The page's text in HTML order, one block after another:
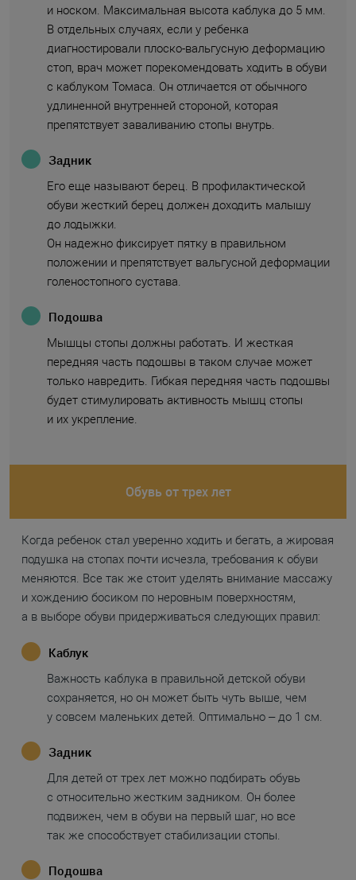
и носком. Максимальная высота каблука до 5 мм.
В отдельных случаях, если у ребенка
диагностировали плоско-вальгусную деформацию
стоп, врач может порекомендовать ходить в обуви
с каблуком Томаса. Он отличается от обычного
удлиненной внутренней стороной, которая
препятствует заваливанию стопы внутрь.
Задник
Его еще называют берец. В профилактической
обуви жесткий берец должен доходить малышу
до лодыжки.
Он надежно фиксирует пятку в правильном
положении и препятствует вальгусной деформации
голеностопного сустава.
Подошва
Мышцы стопы должны работать. И жесткая
передняя часть подошвы в таком случае может
только навредить. Гибкая передняя часть подошвы
будет стимулировать активность мышц стопы
и их укрепление.
Обувь от трех лет
Когда ребенок стал уверенно ходить и бегать, а жировая
подушка на стопах почти исчезла, требования к обуви
меняются. Все так же стоит уделять внимание массажу
и хождению босиком по неровным поверхностям,
а в выборе обуви придерживаться следующих правил:
Каблук
Важность каблука в правильной детской обуви
сохраняется, но он может быть чуть выше, чем
у совсем маленьких детей. Оптимально – до 1 см.
Задник
Для детей от трех лет можно подбирать обувь
с относительно жестким задником. Он более
подвижен, чем в обуви на первый шаг, но все
так же способствует стабилизации стопы.
Подошва